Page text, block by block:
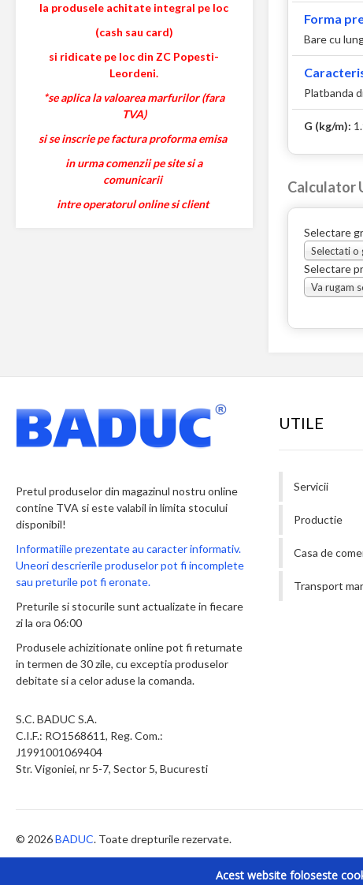
la produsele achitate integral pe loc
(cash sau card)
si ridicate pe loc din ZC Popesti-
Leordeni.
*se aplica la valoarea marfurilor (fara
TVA)
si se inscrie pe factura proforma emisa
in urma comenzii pe site si a
comunicarii
intre operatorul online si client
Forma
Bare cu
Platbanda
G (kg/m):
Calculator
Selectare
Selectati o
Selectare
Pretul produselor din magazinul nostru online
contine TVA si este valabil in limita stocului
disponibil!
Informatiile prezentate au caracter informativ.
Uneori descrierile produselor pot fi incomplete
sau preturile pot fi eronate.
Preturile si stocurile sunt actualizate in fiecare
zi la ora 06:00
Produsele achizitionate online pot fi returnate
in termen de 30 zile, cu exceptia produselor
debitate si a celor aduse la comanda.
S.C. BADUC S.A.
C.I.F.: RO1568611, Reg. Com.:
J1991001069404
Str. Vigoniei, nr 5-7, Sector 5, Bucuresti
UTILE
Servicii
Productie
Casa de
Transport
© 2026BADUC. Toate drepturile rezervate.
Acest website foloseste